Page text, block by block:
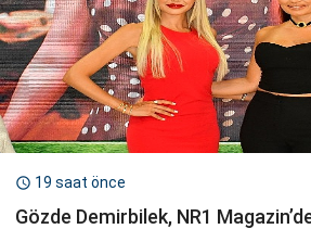
 19 saat önce
Gözde Demirbilek, NR1